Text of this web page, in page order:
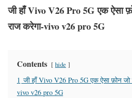
जी हाँ Vivo V26 Pro 5G एक ऐसा
राज करेगा-vivo v26 pro 5G
Contents hide
1 जी हाँ Vivo V26 Pro 5G एक ऐसा फ़ोन जो
vivo v26 pro 5G